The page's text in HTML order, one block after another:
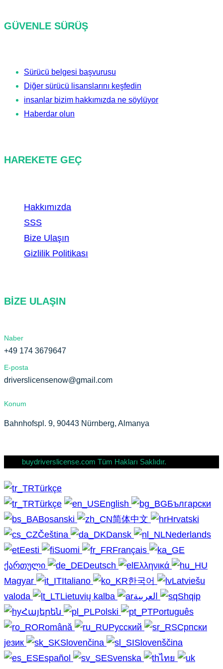
m
GÜVENLE SÜRÜŞ
Sürücü belgesi başvurusu
Diğer sürücü lisanslarını keşfedin
insanlar bizim hakkımızda ne söylüyor
Haberdar olun
HAREKETE GEÇ
Hakkımızda
SSS
Bize Ulaşın
Gizlilik Politikası
BIZE ULAŞIN
Naber
+49 174 3679647
E-posta
driverslicensenow@gmail.com
Konum
Bahnhofspl. 9, 90443 Nürnberg, Almanya
buydriverslicense.com Tüm Hakları Saklıdır.
Türkçe
Türkçe
English
Български
Bosanski
简体中文
Hrvatski
Čeština
Dansk
Nederlands
Eesti
Suomi
Français
ქართული
Deutsch
Ελληνικά
Magyar
Italiano 한국어
Latviešu
valoda
Lietuvių kalba
Shqip
Հայերեն
Polski
Português
Română
Русский
Српски
језик
Slovenčina
Slovenščina
Español
Svenska
ไทย